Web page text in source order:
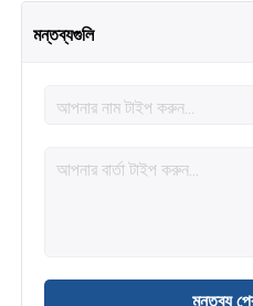
মন্তব্যগুলি